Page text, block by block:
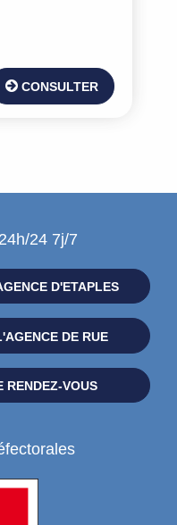
CONSULTER
24 7j/7
D'ETAPLES
DE RUE
RENDEZ-VOUS